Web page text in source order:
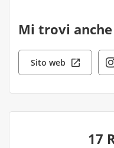
Mi trovi anche
Sito web
17